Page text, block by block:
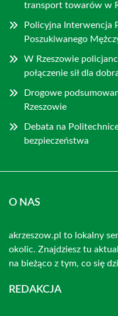
transport towarów w
Policyjna Interwencja
Poszukiwanego
W Rzeszowie
połączenie sił dla
Drogowe
Rzeszowie
Debata na
bezpieczeństwa
O NAS
akrzeszow.pl to lokalny
okolic. Znajdziesz tu
na bieżąco z tym, co się
REDAKCJA